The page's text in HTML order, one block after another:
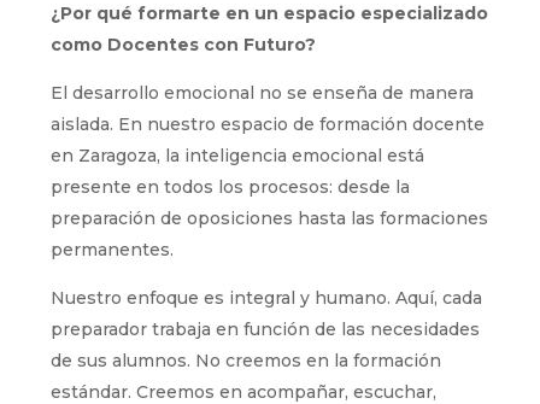
¿Por qué formarte en un espacio especializado
como Docentes con Futuro?
El desarrollo emocional no se enseña de manera
aislada. En nuestro espacio de formación docente
en Zaragoza, la inteligencia emocional está
presente en todos los procesos: desde la
preparación de oposiciones hasta las formaciones
permanentes.
Nuestro enfoque es integral y humano. Aquí, cada
preparador trabaja en función de las necesidades
de sus alumnos. No creemos en la formación
estándar. Creemos en acompañar, escuchar,